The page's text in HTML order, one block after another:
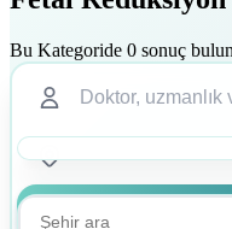
Bu Kategoride 0 sonuç